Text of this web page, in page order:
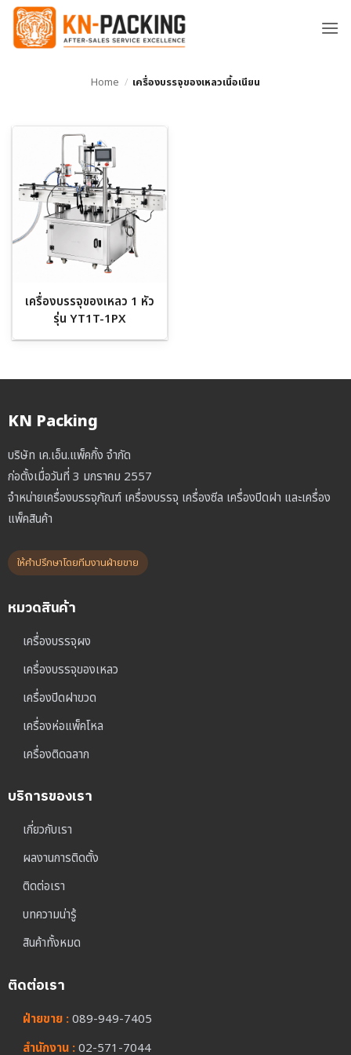
ข้าม
ยัง
Home / เครื่องบรรจุของเหลวเนื้อเนียน
เครื่องบรรจุของเหลว 1 หัว
รุ่น YT1T-1PX
KN Packing
บริษัท เค.เอ็น.แพ็คกิ้ง จำกัด
ก่อตั้งเมื่อวันที่ 3 มกราคม 2557
จำหน่ายเครื่องบรรจุภัณฑ์ เครื่องบรรจุ เครื่องซีล เครื่องปิดฝา และเครื่อง
แพ็คสินค้า
ให้คำปรึกษาโดยทีมงานฝ่ายขาย
หมวดสินค้า
เครื่องบรรจุผง
เครื่องบรรจุของเหลว
เครื่องปิดฝาขวด
เครื่องห่อแพ็คโหล
เครื่องติดฉลาก
บริการของเรา
เกี่ยวกับเรา
ผลงานการติดตั้ง
ติดต่อเรา
บทความน่ารู้
สินค้าทั้งหมด
ติดต่อเรา
ฝ่ายขาย :089-949-7405
สำนักงาน :02-571-7044